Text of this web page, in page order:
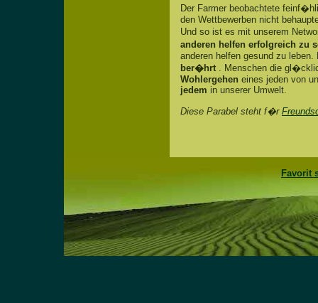
Der Farmer beobachtete
den Wettbewerben nicht
Und so ist es mit unserem
anderen helfen erfolgreich zu
anderen helfen gesund zu leben.
ber�hrt . Menschen die
Wohlergehen eines jeden von
jedem in unserer Umwelt.
Diese Parabel steht f�r
Favorit